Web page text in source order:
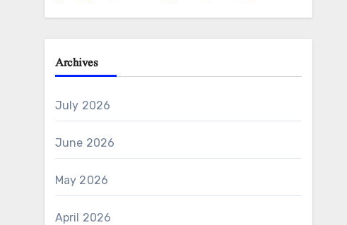
Archives
July 2026
June 2026
May 2026
April 2026